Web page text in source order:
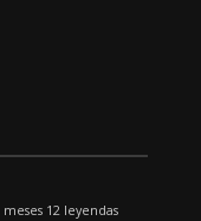
meses 12 leyendas